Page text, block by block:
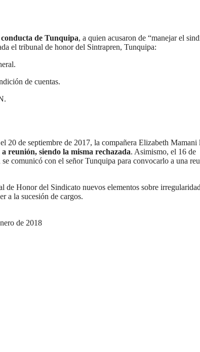
de Tunquipa, a quien acusaron de “manejar el
el tribunal de honor del Sintrapren, Tunquipa:
de cuentas.
de septiembre de 2017, la compañera Elizabeth Mamani
reunión, siendo la misma rechazada. Asimismo, el 16 de
comunicó con el señor Tunquipa para convocarlo a una
Honor del Sindicato nuevos elementos sobre
a la sucesión de cargos.
de 2018